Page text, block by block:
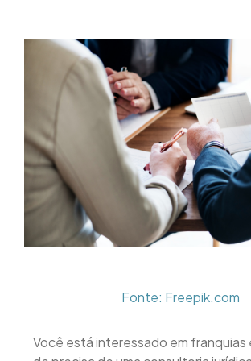
Fonte: Freepik.com
Você está interessado em franquias